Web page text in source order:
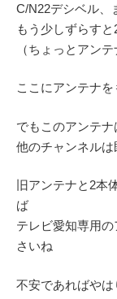
C/N22デシベル、
もう少しずらす
（ちょっとアン
ここにアンテナ
でもこのアンテナ
他のチャンネル
旧アンテナと2本
ば
テレビ愛知専用
さいね
不安であればや